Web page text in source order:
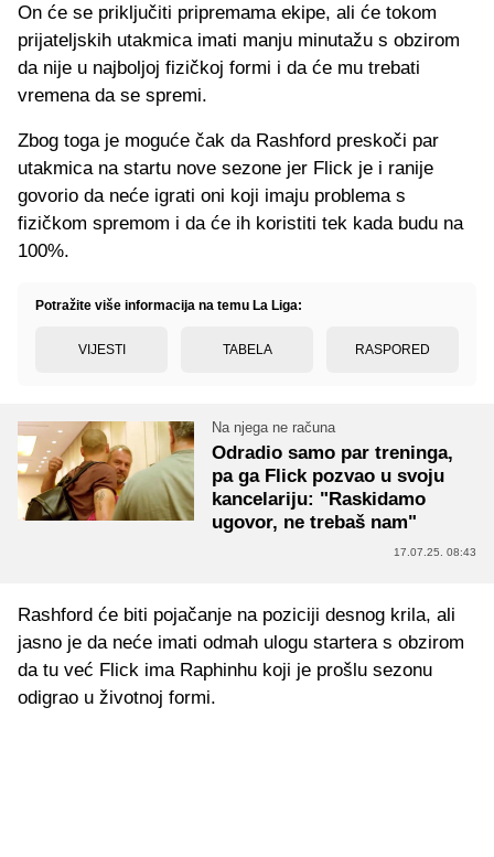
On će se priključiti pripremama ekipe, ali će tokom
prijateljskih utakmica imati manju minutažu s obzirom
da nije u najboljoj fizičkoj formi i da će mu trebati
vremena da se spremi.
Zbog toga je moguće čak da Rashford preskoči par
utakmica na startu nove sezone jer Flick je i ranije
govorio da neće igrati oni koji imaju problema s
fizičkom spremom i da će ih koristiti tek kada budu na
100%.
Potražite više informacija na temu La Liga:
VIJESTI TABELA RASPORED
Na njega ne računa
Odradio samo par treninga,
pa ga Flick pozvao u svoju
kancelariju: "Raskidamo
ugovor, ne trebaš nam"
17.07.25. 08:43
Rashford će biti pojačanje na poziciji desnog krila, ali
jasno je da neće imati odmah ulogu startera s obzirom
da tu već Flick ima Raphinhu koji je prošlu sezonu
odigrao u životnoj formi.